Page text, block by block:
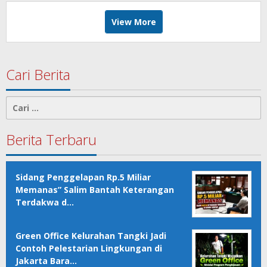
View More
Cari Berita
untuk:
Berita Terbaru
Sidang Penggelapan Rp.5 Miliar
Memanas” Salim Bantah Keterangan
Terdakwa d…
Green Office Kelurahan Tangki Jadi
Contoh Pelestarian Lingkungan di
Jakarta Bara…